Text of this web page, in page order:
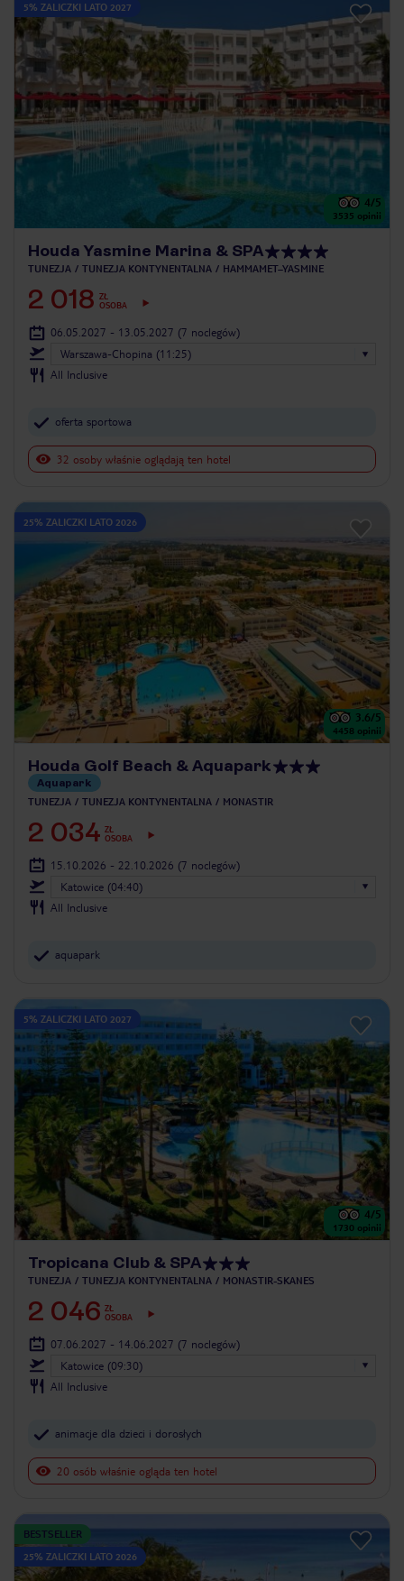
5% ZALICZKI LATO 2027
4/5
3535 opinii
Houda Yasmine Marina & SPA
TUNEZJA TUNEZJA KONTYNENTALNA HAMMAMET–YASMINE
2 018 ZŁ
OSOBA
06.05.2027 - 13.05.2027 (7 noclegów)
Warszawa-Chopina (11:25)
All Inclusive
oferta sportowa
32 osoby właśnie oglądają ten hotel
25% ZALICZKI LATO 2026
3.6/5
4458 opinii
Houda Golf Beach & Aquapark
Aquapark
TUNEZJA TUNEZJA KONTYNENTALNA MONASTIR
2 034 ZŁ
OSOBA
15.10.2026 - 22.10.2026 (7 noclegów)
Katowice (04:40)
All Inclusive
aquapark
5% ZALICZKI LATO 2027
4/5
1730 opinii
Tropicana Club & SPA
TUNEZJA TUNEZJA KONTYNENTALNA MONASTIR-SKANES
2 046 ZŁ
OSOBA
07.06.2027 - 14.06.2027 (7 noclegów)
Katowice (09:30)
All Inclusive
animacje dla dzieci i dorosłych
20 osób właśnie ogląda ten hotel
BESTSELLER
25% ZALICZKI LATO 2026